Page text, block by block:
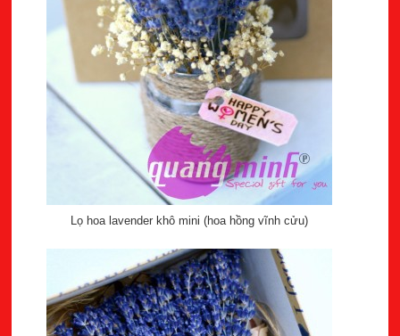
Lọ hoa lavender khô mini (hoa hồng vĩnh cửu)